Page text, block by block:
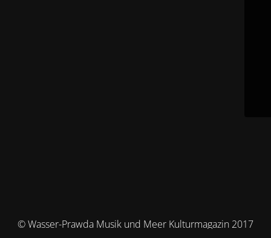
© Wasser-Prawda Musik und Meer Kulturmagazin 2017